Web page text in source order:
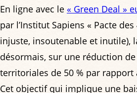
En ligne avec le « Green Deal »
par l’Institut Sapiens « Pacte
injuste, insoutenable et inutile),
désormais, sur une réduction
territoriales de 50 % par rapport
Cet objectif qui implique une